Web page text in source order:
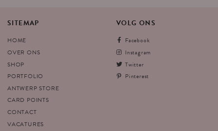
SITEMAP
HOME
OVER ONS
SHOP
PORTFOLIO
ANTWERP STORE
CARD POINTS
CONTACT
VACATURES
VOLG ONS
Facebook
Instagram
Twitter
Pinterest